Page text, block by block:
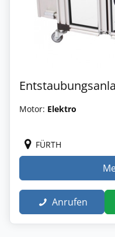
Motor: Elektro
FÜRTH
Anrufen